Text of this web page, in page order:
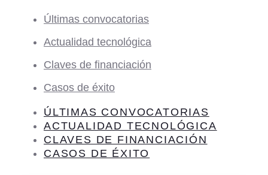
Últimas convocatorias
Actualidad tecnológica
Claves de financiación
Casos de éxito
ÚLTIMAS CONVOCATORIAS
ACTUALIDAD TECNOLÓGICA
CLAVES DE FINANCIACIÓN
CASOS DE ÉXITO